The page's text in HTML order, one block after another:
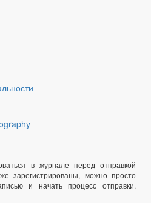
в журнале перед отправкой
зарегистрированы, можно просто
и начать процесс отправки,